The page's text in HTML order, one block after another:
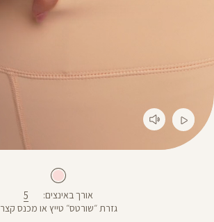
אורך באינצים 5
גזרת ״שורטס״ טייץ או מכנס קצר